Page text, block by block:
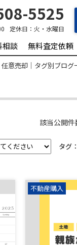
5525
定休日： 火・水曜日
相談 無料査定依頼
任意売却｜タグ別ブログ
該当公開件
タグ：
不動産購入